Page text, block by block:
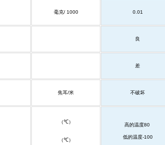
毫克/ 1000 0.01
良
差
焦耳/米 不破坏
（℃）
（℃）
高的温度80
低的温度-100